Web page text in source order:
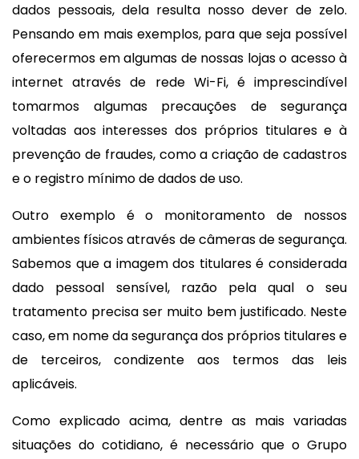
dados pessoais, dela resulta nosso dever de zelo.
Pensando em mais exemplos, para que seja possível
oferecermos em algumas de nossas lojas o acesso à
internet através de rede Wi-Fi, é imprescindível
tomarmos algumas precauções de segurança
voltadas aos interesses dos próprios titulares e à
prevenção de fraudes, como a criação de cadastros
e o registro mínimo de dados de uso.
Outro exemplo é o monitoramento de nossos
ambientes físicos através de câmeras de segurança.
Sabemos que a imagem dos titulares é considerada
dado pessoal sensível, razão pela qual o seu
tratamento precisa ser muito bem justificado. Neste
caso, em nome da segurança dos próprios titulares e
de terceiros, condizente aos termos das leis
aplicáveis.
Como explicado acima, dentre as mais variadas
situações do cotidiano, é necessário que o Grupo